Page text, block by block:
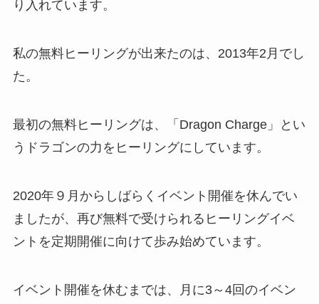
り入れています。
私の無料ヒーリングが出来たのは、2013年2月でし
た。
最初の無料ヒーリングは、「Dragon Charge」とい
うドラゴンの力をヒーリングにしています。
2020年９月からしばらくイベント開催を休んでい
ましたが、再び無料で受けられるヒーリングイベ
ントを定期開催に向けて歩み始めています。
イベント開催を休むまでは、月に3～4回のイベン